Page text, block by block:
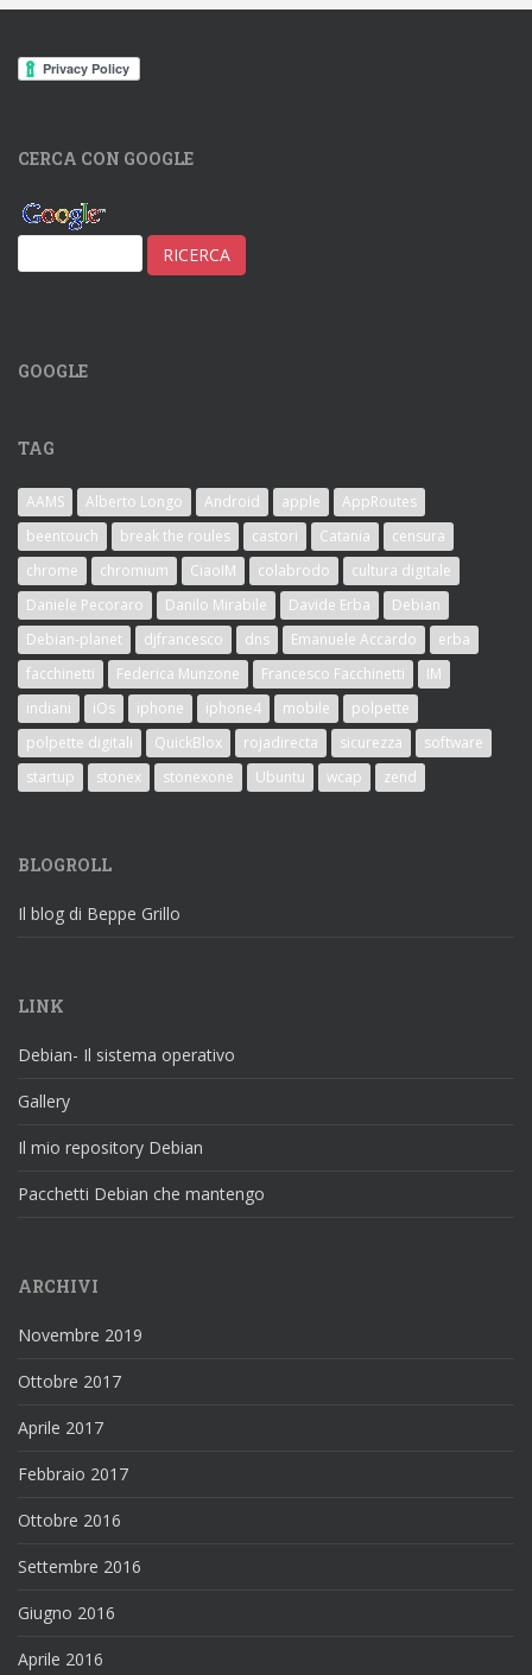
CERCA CON GOOGLE
GOOGLE
TAG
AAMS Alberto Longo Android apple
AppRoutes
beentouch
break the roules castori Catania
censura
chrome
chromium CiaoIM colabrodo
cultura digitale
Daniele Pecoraro
Danilo Mirabile Davide Erba
Debian
Debian-planet
djfrancesco dns Emanuele Accardo
erba
facchinetti
Federica Munzone Francesco Facchinetti
IM
indiani
iOs iphone iphone4 mobile
polpette
polpette digitali
QuickBlox rojadirecta sicurezza
software
startup
stonex stonexone Ubuntu wcap zend
BLOGROLL
Il blog di Beppe Grillo
LINK
Debian- Il sistema operativo
Gallery
Il mio repository Debian
Pacchetti Debian che mantengo
ARCHIVI
Novembre 2019
Ottobre 2017
Aprile 2017
Febbraio 2017
Ottobre 2016
Settembre 2016
Giugno 2016
Aprile 2016